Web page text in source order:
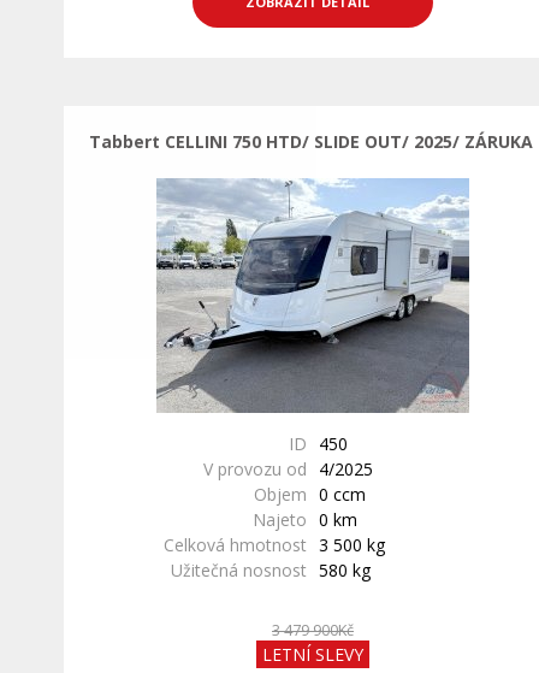
Tabbert CELLINI 750 HTD/ SLIDE OUT/ 2025/ ZÁRUKA
ID
450
V provozu od
4/2025
Objem 0 ccm
Najeto 0 km
Celková hmotnost 3 500 kg
Užitečná nosnost 580 kg
3 479 900Kč
LETNÍ SLEVY